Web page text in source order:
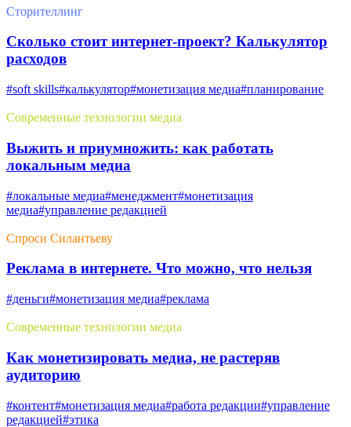
Сторителлинг
Сколько стоит интернет-проект? Калькулятор
расходов
#soft skills#калькулятор#монетизация медиа#планирование
Современные технологии медиа
Выжить и приумножить: как работать
локальным медиа
#локальные медиа#менеджмент#монетизация
медиа#управление редакцией
Спроси Силантьеву
Реклама в интернете. Что можно, что нельзя
#деньги#монетизация медиа#реклама
Современные технологии медиа
Как монетизировать медиа, не растеряв
аудиторию
#контент#монетизация медиа#работа редакции#управление
редакцией#этика